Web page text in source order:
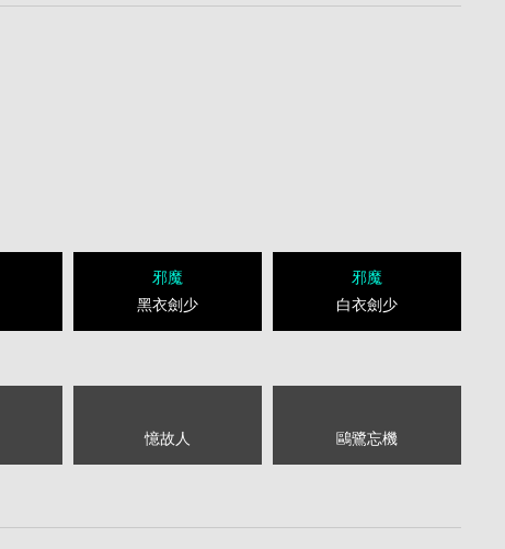
邪魔
黑衣劍少
邪魔
白衣劍少
憶故人 鷗鷺忘機